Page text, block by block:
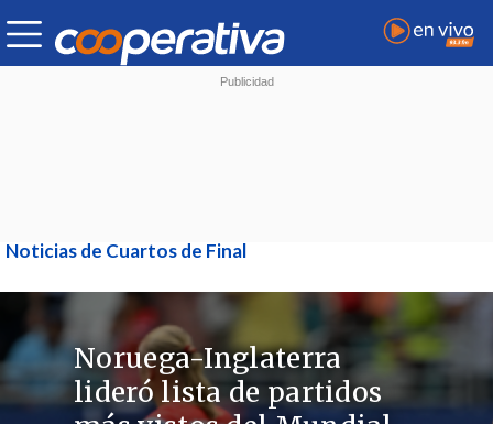
Noticias de Cuartos de Final
Noruega-Inglaterra
lideró lista de partidos